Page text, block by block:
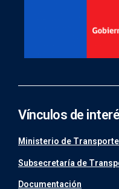
Vínculos de
Ministerio de
Subsecretaría de
Documentación